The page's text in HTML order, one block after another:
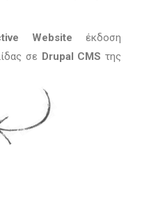
Website έκδοση
σε Drupal CMS της